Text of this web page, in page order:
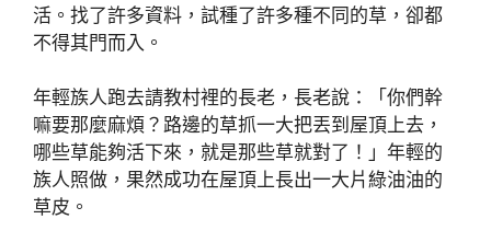
活。找了許多資料，試種了許多種不同的草，卻都
不得其門而入。
年輕族人跑去請教村裡的長老，長老說：「你們幹
嘛要那麼麻煩？路邊的草抓一大把丟到屋頂上去，
哪些草能夠活下來，就是那些草就對了！」年輕的
族人照做，果然成功在屋頂上長出一大片綠油油的
草皮。